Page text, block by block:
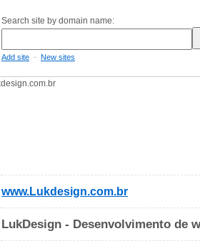
Search site by domain name:
Add site - New sites
www.Lukdesign.com.br
LukDesign - Desenvolvimento de